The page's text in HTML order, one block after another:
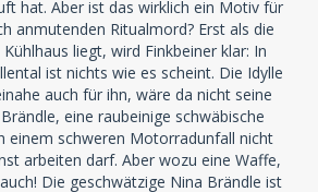
hat. Aber ist das wirklich ein Motiv für
anmutenden Ritualmord? Erst als die
liegt, wird Finkbeiner klar: In
ist nichts wie es scheint. Die Idylle
auch für ihn, wäre da nicht seine
eine raubeinige schwäbische
einem schweren Motorradunfall nicht
arbeiten darf. Aber wozu eine Waffe,
Die geschwätzige Nina Brändle ist